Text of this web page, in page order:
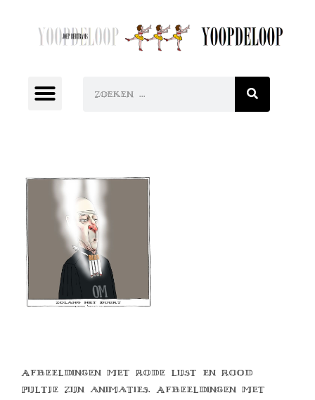
Afbeeldingen met rode lijst en rood
pijltje zijn animaties. Afbeeldingen met